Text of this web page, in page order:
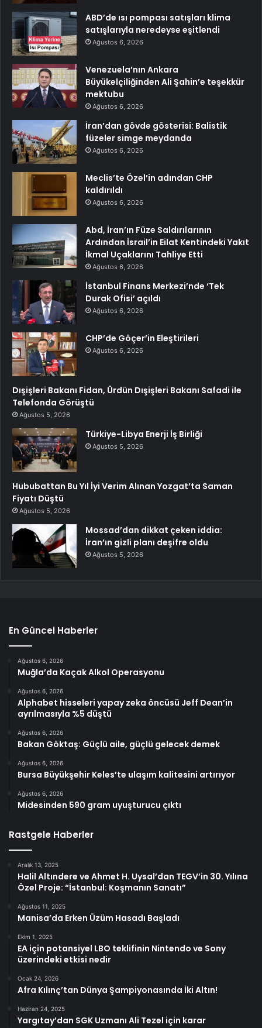
ABD’de ısı pompası satışları klima
satışlarıyla neredeyse eşitlendi
Ağustos 6, 2026
Venezuela’nın Ankara
Büyükelçiliğinden Ali Şahin’e teşekkür
mektubu
Ağustos 6, 2026
İran’dan gövde gösterisi: Balistik
füzeler simge meydanda
Ağustos 6, 2026
Meclis’te Özel’in adından CHP
kaldırıldı
Ağustos 6, 2026
Abd, İran’ın Füze Saldırılarının
Ardından İsrail’in Eilat Kentindeki Yakıt
İkmal Uçaklarını Tahliye Etti
Ağustos 6, 2026
İstanbul Finans Merkezi’nde ‘Tek
Durak Ofisi’ açıldı
Ağustos 6, 2026
CHP’de Göçer’in Eleştirileri
Ağustos 6, 2026
Dışişleri Bakanı Fidan, Ürdün Dışişleri Bakanı Safadi ile
Telefonda Görüştü
Ağustos 5, 2026
Türkiye-Libya Enerji İş Birliği
Ağustos 5, 2026
Hububattan Bu Yıl İyi Verim Alınan Yozgat’ta Saman
Fiyatı Düştü
Ağustos 5, 2026
Mossad’dan dikkat çeken iddia:
İran’ın gizli planı deşifre oldu
Ağustos 5, 2026
En Güncel Haberler
Ağustos 6, 2026
Muğla’da Kaçak Alkol Operasyonu
Ağustos 6, 2026
Alphabet hisseleri yapay zeka öncüsü Jeff Dean’in
ayrılmasıyla %5 düştü
Ağustos 6, 2026
Bakan Göktaş: Güçlü aile, güçlü gelecek demek
Ağustos 6, 2026
Bursa Büyükşehir Keles’te ulaşım kalitesini artırıyor
Ağustos 6, 2026
Midesinden 590 gram uyuşturucu çıktı
Rastgele Haberler
Aralık 13, 2025
Halil Altındere ve Ahmet H. Uysal’dan TEGV’in 30. Yılına
Özel Proje: “İstanbul: Koşmanın Sanatı”
Ağustos 11, 2025
Manisa’da Erken Üzüm Hasadı Başladı
Ekim 1, 2025
EA için potansiyel LBO teklifinin Nintendo ve Sony
üzerindeki etkisi nedir
Ocak 24, 2026
Afra Kılınç’tan Dünya Şampiyonasında İki Altın!
Haziran 24, 2025
Yargıtay’dan SGK Uzmanı Ali Tezel için karar